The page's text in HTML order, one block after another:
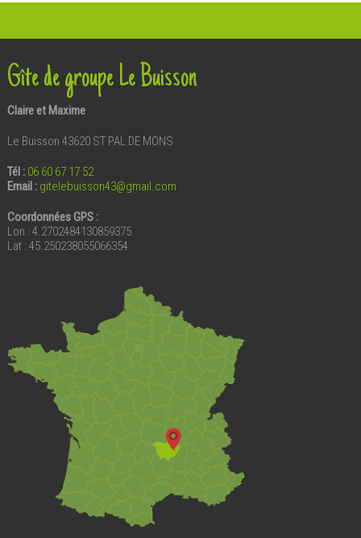
Gîte de groupe Le Buisson
Claire et Maxime
Le Buisson 43620 ST PAL DE MONS
Tél : 06 60 67 17 52
Email : gitelebuisson43@gmail.com
Coordonnées GPS :
Lon : 4.2702484130859375
Lat : 45.250238055066354